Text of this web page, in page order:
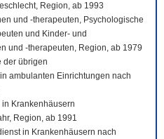
Region, ab 1993
und -therapeuten, Psychologische
und Kinder- und
und -therapeuten, Region, ab 1979
der übrigen
ambulanten Einrichtungen nach
in Krankenhäusern
Region, ab 1991
in Krankenhäusern nach